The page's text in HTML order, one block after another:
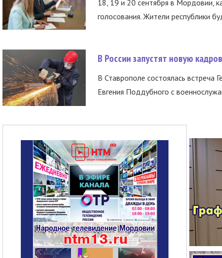
18, 19 и 20 сентября в Мордовии,
голосования. Жители республики
В России запустят новую
В Ставрополе состоялась встреча
Евгения Поддубного с